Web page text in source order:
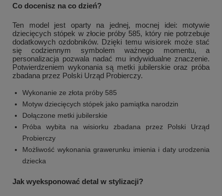
Co docenisz na co dzień?
Ten model jest oparty na jednej, mocnej idei: motywie
dziecięcych stópek w złocie próby 585, który nie potrzebuje
dodatkowych ozdobników. Dzięki temu wisiorek może stać
się codziennym symbolem ważnego momentu, a
personalizacja pozwala nadać mu indywidualne znaczenie.
Potwierdzeniem wykonania są metki jubilerskie oraz próba
zbadana przez Polski Urząd Probierczy.
Wykonanie ze złota próby 585
Motyw dziecięcych stópek jako pamiątka narodzin
Dołączone metki jubilerskie
Próba wybita na wisiorku zbadana przez Polski Urząd
Probierczy
Możliwość wykonania grawerunku imienia i daty urodzenia
dziecka
Jak wyeksponować detal w stylizacji?